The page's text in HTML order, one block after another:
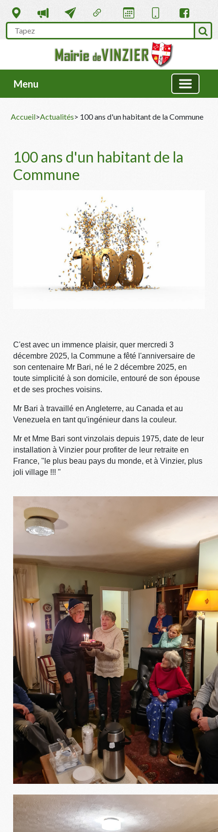
Menu
Accueil>Actualités> 100 ans d'un habitant de la Commune
100 ans d'un habitant de la
Commune
C'est avec un immence plaisir, quer mercredi 3
décembre 2025, la Commune a fêté l'anniversaire de
son centenaire Mr Bari, né le 2 décembre 2025, en
toute simplicité à son domicile, entouré de son épouse
et de ses proches voisins.
Mr Bari à travaillé en Angleterre, au Canada et au
Venezuela en tant qu'ingénieur dans la couleur.
Mr et Mme Bari sont vinzolais depuis 1975, date de leur
installation à Vinzier pour profiter de leur retraite en
France, "le plus beau pays du monde, et à Vinzier, plus
joli village !!! "